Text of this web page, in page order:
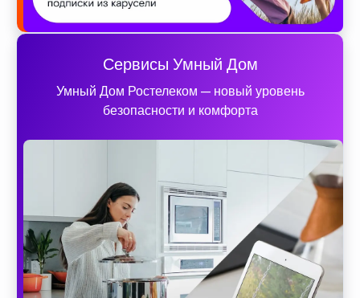
Сервисы Умный Дом
Умный Дом Ростелеком — новый уровень
безопасности и комфорта